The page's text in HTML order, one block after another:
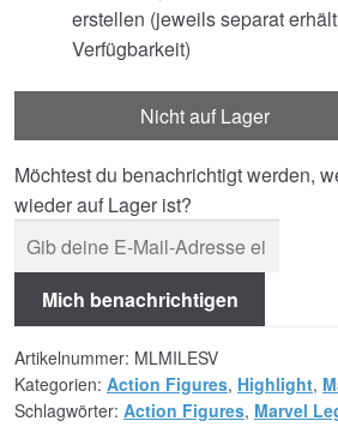
erstellen (jeweils separat
Verfügbarkeit)
Nicht auf Lager
Möchtest du benachrichtigt werden,
wieder auf Lager ist?
Mich benachrichtigen
Artikelnummer: MLMILESV
Kategorien: Action Figures, Highlight,
Schlagwörter: Action Figures, Marvel